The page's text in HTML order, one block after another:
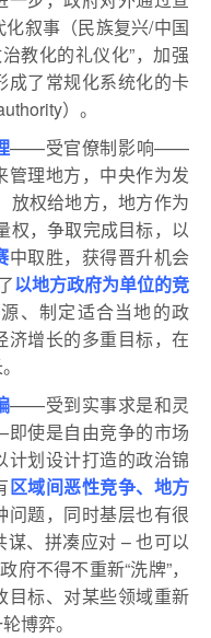
叙事（民族复兴/中国
教化的礼仪化”，加强
成了常规化系统化的卡
）。
——受官僚制影响——
管理地方，中央作为发
放权给地方，地方作为
权，争取完成目标，以
中取胜，获得晋升机会
以地方政府为单位的竞
、制定适合当地的政
济增长的多重目标，在
——受到实事求是和灵
使是自由竞争的市场
计划设计打造的政治锦
区域间恶性竞争、地方
问题，同时基层也有很
、拼凑应对 – 也可以
府不得不重新“洗牌”，
目标、对某些领域重新
博弈。